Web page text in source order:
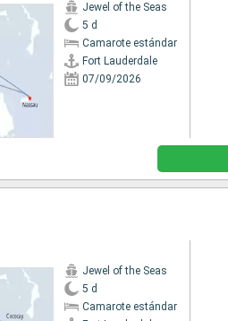
Jewel of the Seas
5 d
Camarote estándar
Fort Lauderdale
07/09/2026
Jewel of the Seas
5 d
Camarote estándar